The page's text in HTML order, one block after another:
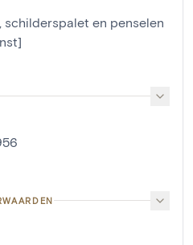
, schilderspalet en penselen